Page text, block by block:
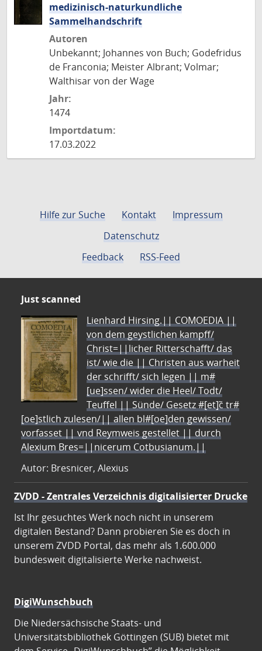
medizinisch-naturkundliche
Sammelhandschrift
Autoren
Unbekannt; Johannes von Buch; Godefridus
de Franconia; Meister Albrant; Volmar;
Walthisar von der Wage
Jahr:
1474
Importdatum:
17.03.2022
Hilfe zur Suche Kontakt
Impressum
Datenschutz
Feedback
RSS-Feed
Just scanned
Lienhard Hirsing.|| COMOEDIA ||
von dem geystlichen kampff/
Christ=||licher Ritterschafft/ das
ist/ wie die || Christen aus warheit
der schrifft/ sich legen || m#
[ue]ssen/ wider die Heel/ Todt/
Teuffel || Sünde/ Gesetz #[et]c̃ tr#
[oe]stlich zulesen/|| allen bl#[oe]den gewissen/
vorfasset || vnd Reymweis gestellet || durch
Alexium Bres=||nicerum Cotbusianum.||
Autor: Bresnicer, Alexius
ZVDD - Zentrales Verzeichnis digitalisierter Drucke
Ist Ihr gesuchtes Werk noch nicht in unserem
digitalen Bestand? Dann probieren Sie es doch in
unserem ZVDD Portal, das mehr als 1.600.000
bundesweit digitalisierte Werke nachweist.
DigiWunschbuch
Die Niedersächsische Staats- und
Universitätsbibliothek Göttingen (SUB) bietet mit